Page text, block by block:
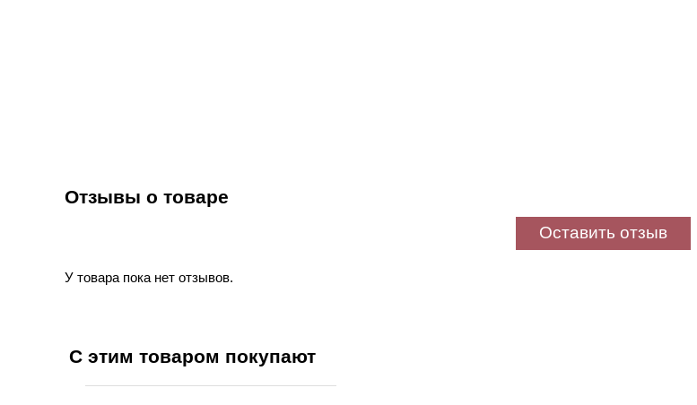
Отзывы о товаре
Оставить отзыв
У товара пока нет отзывов.
С этим товаром покупают